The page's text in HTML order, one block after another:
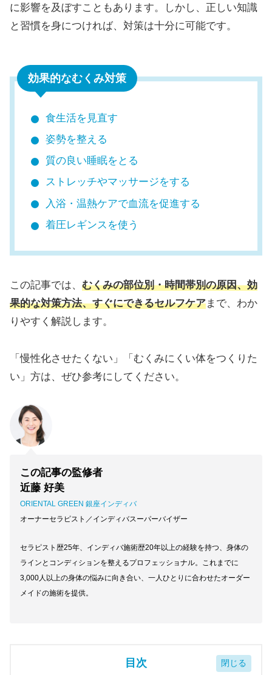
に影響を及ぼすこともあります。しかし、正しい知識
と習慣を身につければ、対策は十分に可能です。
効果的なむくみ対策
食生活を見直す
姿勢を整える
質の良い睡眠をとる
ストレッチやマッサージをする
入浴・温熱ケアで血流を促進する
着圧レギンスを使う
この記事では、 むくみの部位別・時間帯別の原因、効
果的な対策方法、すぐにできるセルフケアまで、わか
りやすく解説します。
「慢性化させたくない」「むくみにくい体をつくりた
い」方は、ぜひ参考にしてください。
この記事の監修者
近藤 好美
ORIENTAL GREEN 銀座インディバ
オーナーセラピスト／インディバスーパーバイザー
セラピスト歴25年、インディバ施術歴20年以上の経験を持つ、身体の
ラインとコンディションを整えるプロフェッショナル。これまでに
3,000人以上の身体の悩みに向き合い、一人ひとりに合わせたオーダー
メイドの施術を提供。
目次